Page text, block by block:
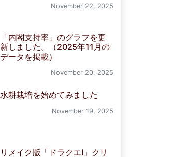
November 22, 2025
「内閣支持率」のグラフを更
新しました。（2025年11月の
データを掲載）
November 20, 2025
水耕栽培を始めてみました
November 19, 2025
リメイク版「ドラクエI」クリ